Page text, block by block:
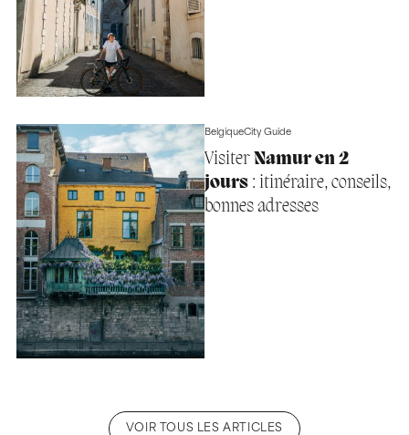
BelgiqueCity Guide
VisiterNamur en 2
jours: itinéraire, conseils,
bonnes adresses
VOIR TOUS LES ARTICLES